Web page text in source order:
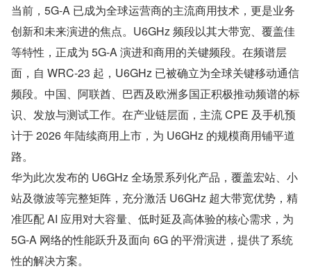
当前，5G-A 已成为全球运营商的主流商用技术，更是业务
创新和未来演进的焦点。U6GHz 频段以其大带宽、覆盖佳
等特性，正成为 5G-A 演进和商用的关键频段。在频谱层
面，自 WRC-23 起，U6GHz 已被确立为全球关键移动通信
频段。中国、阿联酋、巴西及欧洲多国正积极推动频谱的标
识、发放与测试工作。在产业链层面，主流 CPE 及手机预
计于 2026 年陆续商用上市，为 U6GHz 的规模商用铺平道
路。
华为此次发布的 U6GHz 全场景系列化产品，覆盖宏站、小
站及微波等完整矩阵，充分激活 U6GHz 超大带宽优势，精
准匹配 AI 应用对大容量、低时延及高体验的核心需求，为
5G-A 网络的性能跃升及面向 6G 的平滑演进，提供了系统
性的解决方案。